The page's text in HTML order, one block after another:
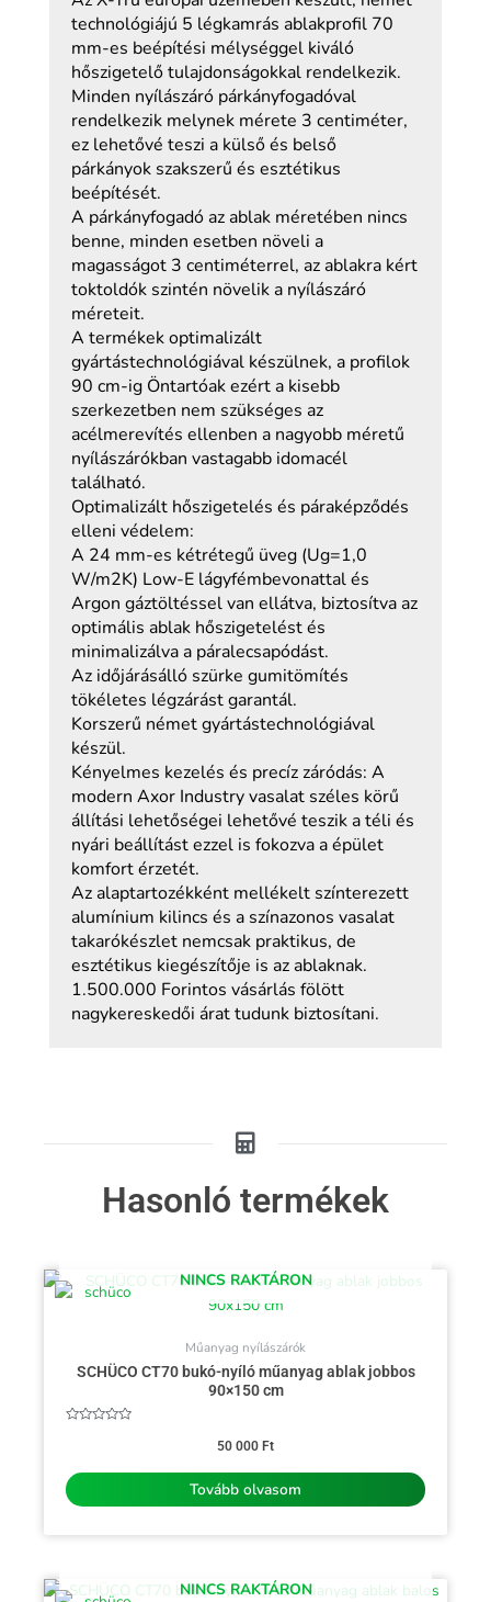
technológiájú 5 légkamrás ablakprofil 70
mm-es beépítési mélységgel kiváló
hőszigetelő tulajdonságokkal rendelkezik.
Minden nyílászáró párkányfogadóval
rendelkezik melynek mérete 3 centiméter,
ez lehetővé teszi a külső és belső
párkányok szakszerű és esztétikus
beépítését.
A párkányfogadó az ablak méretében nincs
benne, minden esetben növeli a
magasságot 3 centiméterrel, az ablakra kért
toktoldók szintén növelik a nyílászáró
méreteit.
A termékek optimalizált
gyártástechnológiával készülnek, a profilok
90 cm-ig Öntartóak ezért a kisebb
szerkezetben nem szükséges az
acélmerevítés ellenben a nagyobb méretű
nyílászárókban vastagabb idomacél
található.
Optimalizált hőszigetelés és páraképződés
elleni védelem:
A 24 mm-es kétrétegű üveg (Ug=1,0
W/m2K) Low-E lágyfémbevonattal és
Argon gáztöltéssel van ellátva, biztosítva az
optimális ablak hőszigetelést és
minimalizálva a páralecsapódást.
Az időjárásálló szürke gumitömítés
tökéletes légzárást garantál.
Korszerű német gyártástechnológiával
készül.
Kényelmes kezelés és precíz záródás: A
modern Axor Industry vasalat széles körű
állítási lehetőségei lehetővé teszik a téli és
nyári beállítást ezzel is fokozva a épület
komfort érzetét.
Az alaptartozékként mellékelt színterezett
alumínium kilincs és a színazonos vasalat
takarókészlet nemcsak praktikus, de
esztétikus kiegészítője is az ablaknak.
1.500.000 Forintos vásárlás fölött
nagykereskedői árat tudunk biztosítani.
Hasonló termékek
NINCS RAKTÁRON
Műanyag nyílászárók
SCHÜCO CT70 bukó-nyíló műanyag ablak jobbos
90×150 cm
50 000 Ft
Tovább olvasom
NINCS RAKTÁRON